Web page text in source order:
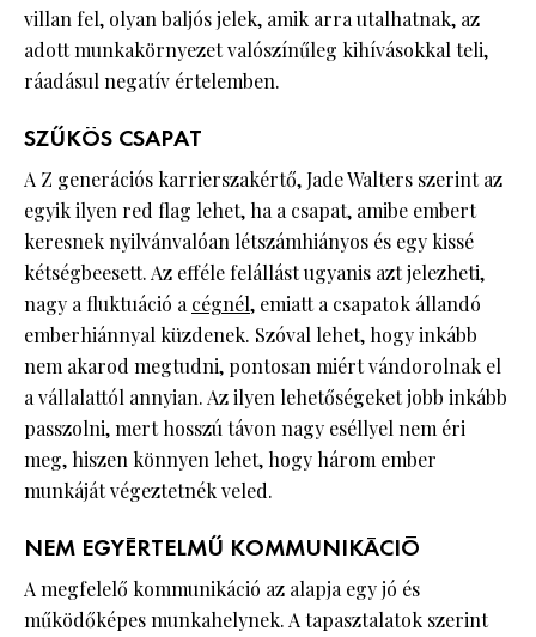
villan fel, olyan baljós jelek, amik arra utalhatnak, az
adott munkakörnyezet valószínűleg kihívásokkal teli,
ráadásul negatív értelemben.
SZŰKÖS CSAPAT
A Z generációs karrierszakértő, Jade Walters szerint az
egyik ilyen red flag lehet, ha a csapat, amibe embert
keresnek nyilvánvalóan létszámhiányos és egy kissé
kétségbeesett. Az efféle felállást ugyanis azt jelezheti,
nagy a fluktuáció acégnél, emiatt a csapatok állandó
emberhiánnyal küzdenek. Szóval lehet, hogy inkább
nem akarod megtudni, pontosan miért vándorolnak el
a vállalattól annyian. Az ilyen lehetőségeket jobb inkább
passzolni, mert hosszú távon nagy eséllyel nem éri
meg, hiszen könnyen lehet, hogy három ember
munkáját végeztetnék veled.
NEM EGYÉRTELMŰ KOMMUNIKÁCIÓ
A megfelelő kommunikáció az alapja egy jó és
működőképes munkahelynek. A tapasztalatok szerint